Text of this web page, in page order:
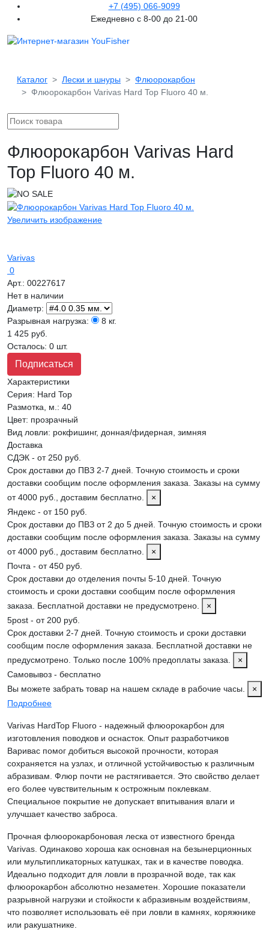
+7 (495) 066-9099
Ежедневно с 8-00 до 21-00
Каталог Лески и шнуры
Флюорокарбон
Флюорокарбон Varivas Hard Top Fluoro 40 м.
Флюорокарбон Varivas Hard
Top Fluoro 40 м.
Увеличить изображение
Varivas
0
Арт.: 00227617
Нет в наличии
Диаметр:
Разрывная нагрузка:
8 кг.
1 425 руб.
Осталось: 0 шт.
Подписаться
Характеристики
Серия: Hard Top
Размотка, м. : 40
Цвет: прозрачный
Вид ловли: рокфишинг, донная/фидерная, зимняя
Доставка
СДЭК - от 250 руб.
Срок доставки до ПВЗ 2-7 дней. Точную стоимость и сроки
доставки сообщим после оформления заказа. Заказы на сумму
от 4000 руб., доставим бесплатно.
×
Яндекс - от 150 руб.
Срок доставки до ПВЗ от 2 до 5 дней. Точную стоимость и сроки
доставки сообщим после оформления заказа. Заказы на сумму
от 4000 руб., доставим бесплатно.
×
Почта - от 450 руб.
Срок доставки до отделения почты 5-10 дней. Точную
стоимость и сроки доставки сообщим после оформления
заказа. Бесплатной доставки не предусмотрено.
×
5post - от 200 руб.
Срок доставки 2-7 дней. Точную стоимость и сроки доставки
сообщим после оформления заказа. Бесплатной доставки не
предусмотрено. Только после 100% предоплаты заказа.
×
Самовывоз - бесплатно
Вы можете забрать товар на нашем складе в рабочие часы.
×
Подробнее
Varivas HardTop Fluoro - надежный флюорокарбон для
изготовления поводков и оснасток. Опыт разработчиков
Варивас помог добиться высокой прочности, которая
сохраняется на узлах, и отличной устойчивостью к различным
абразивам. Флюр почти не растягивается. Это свойство делает
его более чувствительным к острожным поклевкам.
Специальное покрытие не допускает впитывания влаги и
улучшает качество заброса.
Прочная флюорокарбоновая леска от известного бренда
Varivas. Одинаково хороша как основная на безынерционных
или мультипликаторных катушках, так и в качестве поводка.
Идеально подходит для ловли в прозрачной воде, так как
флюорокарбон абсолютно незаметен. Хорошие показатели
разрывной нагрузки и стойкости к абразивным воздействиям,
что позволяет использовать её при ловли в камнях, коряжнике
или ракушатнике.